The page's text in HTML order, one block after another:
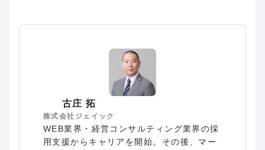
古庄 拓
株式会社ジェイック
WEB業界・経営コンサルティング業界の採
用支援からキャリアを開始。その後、マー